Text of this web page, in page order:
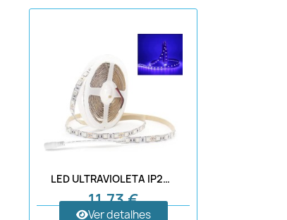
LED ULTRAVIOLETA IP20 5050 SMD
11,73 €
Ver detalhes